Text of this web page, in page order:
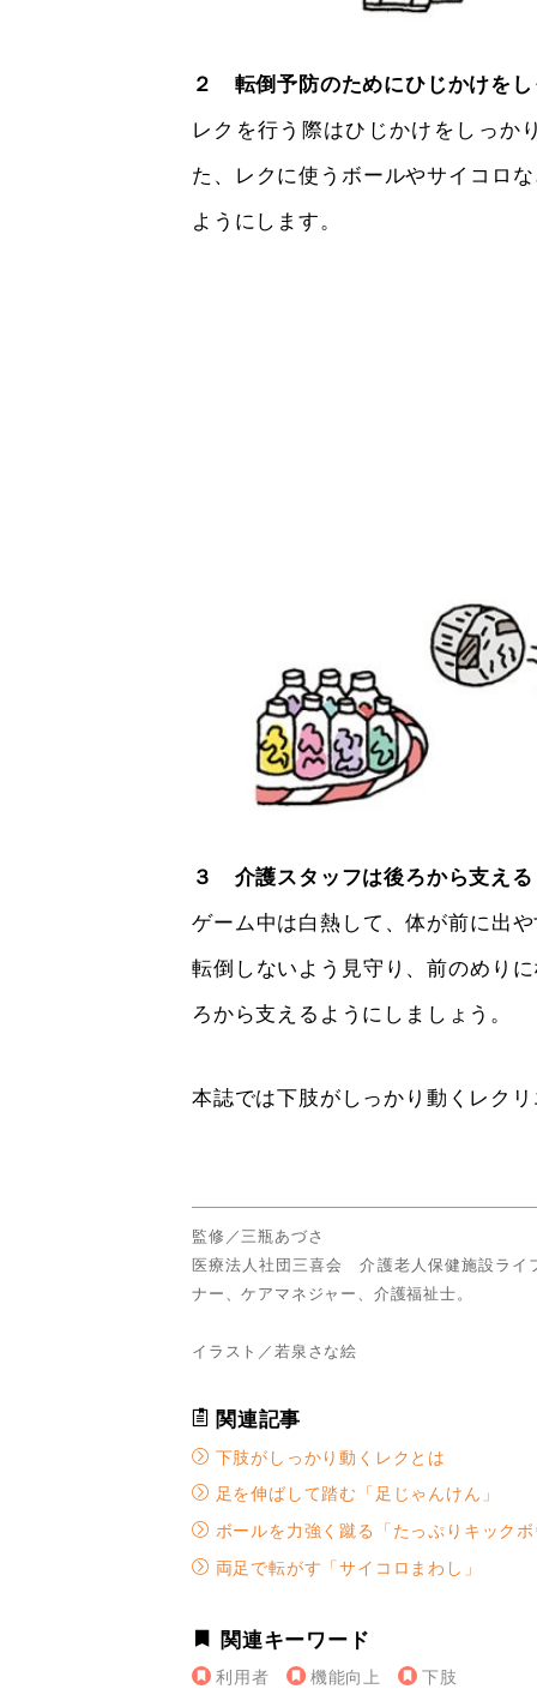
２ 転倒予防のためにひじかけをし
レクを行う際はひじかけをしっか
た、レクに使うボールやサイコロ
ようにします。
３ 介護スタッフは後ろから支える
ゲーム中は白熱して、体が前に出
転倒しないよう見守り、前のめり
ろから支えるようにしましょう。
本誌では下肢がしっかり動くレク
監修／三瓶あづさ
医療法人社団三喜会 介護老人保健施設ライ
ナー、ケアマネジャー、介護福祉士。
イラスト／若泉さな絵
関連記事
下肢がしっかり動くレクとは
足を伸ばして踏む「足じゃんけん」
ボールを力強く蹴る「たっぷりキック
両足で転がす「サイコロまわし」
関連キーワード
利用者 機能向上 下肢